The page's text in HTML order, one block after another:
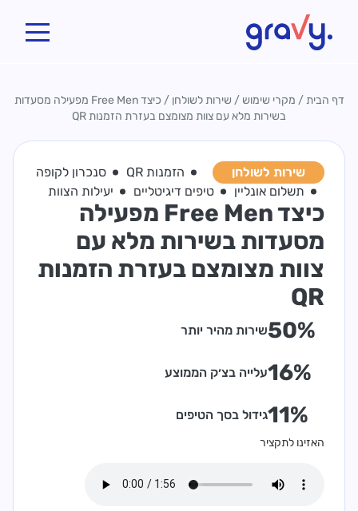
דף הבית/ מקרי שימוש / שירות לשולחן /
כיצד Free Men מפעילה מסעדות
בשירות מלא עם צוות מצומצם בעזרת הזמנות QR
שירות לשולחן הזמנות QR
סנכרון לקופה
תשלום אונליין
טיפים דיגיטליים יעילות הצוות
כיצד Free Men מפעילה
מסעדות בשירות מלא עם
צוות מצומצם בעזרת הזמנות
QR
50%שירות מהיר יותר
16%עלייה בצ׳ק הממוצע
11%גידול בסך הטיפים
האזינו לתקציר